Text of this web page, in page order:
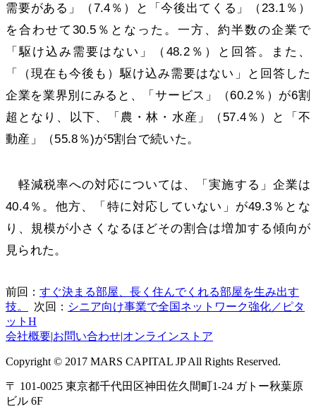
需要がある」（7.4％）と「今後出てくる」（23.1％）
を合わせて30.5％となった。一方、約半数の企業で
「駆け込み需要はない」（48.2％）と回答。また、
「（現在も今後も）駆け込み需要はない」と回答した
企業を業界別にみると、「サービス」（60.2％）が6割
超となり、以下、「農・林・水産」（57.4％）と「不
動産」（55.8％)が5割台で続いた。
軽減税率への対応については、「実施する」企業は
40.4％。他方、「特に対応していない」が49.3％とな
り、規模が小さくなるほどその割合は増加する傾向が
見られた。
前回： すぐ決まる部屋、長く住んでくれる部屋を生み出す
技。
次回： シニア向け事業で全国ネットワーク強化／ピタ
ットH
会社概要|お問い合わせ|オンラインストア
Copyright © 2017 MARS CAPITAL JP All Rights Reserved.
〒 101-0025 東京都千代田区神田佐久間町1-24 ガトー秋葉原
ビル 6F